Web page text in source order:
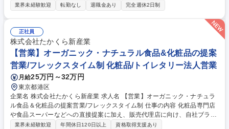
仕込み・調理をメインにお任せします。 生産者さんとのやり取りや産地に
ビススタッフとの垣根をなくし、店舗全体で「1つの婚礼」を作りあげる
ことを重視しています。 ■全ての婚礼において、事前の打ち合わせの中で
「どのようなお客様で、なぜこのテーマにして、何を大切にされていて」
と綿密にすり合わせを行います。お客様へ直接接客をすることは少ないで
すが、私たちの料理がどのようなお客様に楽しんでもらえるのかを常に考
えながら調理をしています。 募集職種 【キッチン経験者】ウェディング
サイト口コミNo.1★鎌倉野菜×フレンチ
業界未経験歓迎 転勤なし 退職金あり 完全週休2日制
正社員
株式会社たかくら新産業
【営業】オーガニック・ナチュラル食品&化粧品の提案
営業/フレックスタイム制 化粧品/トイレタリー法人営業
月給25万円～32万円
東京都港区
企業名 株式会社たかくら新産業 求人名 【営業】オーガニック・ナチュラ
ル食品＆化粧品の提案営業/フレックスタイム制 仕事の内容 化粧品専門店
や食品スーパーなどへの直接提案に加え、販売代理店に向け、自社ブラン
ドである『だいじょうぶなもの』『ピュビケア オーガニック』などの食品
業界未経験歓迎 年間休日120日以上
資格取得支援あり